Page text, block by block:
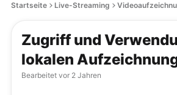
Startseite Live-Streaming
Zugriff und
lokalen
Bearbeitet vor 2 Jahren